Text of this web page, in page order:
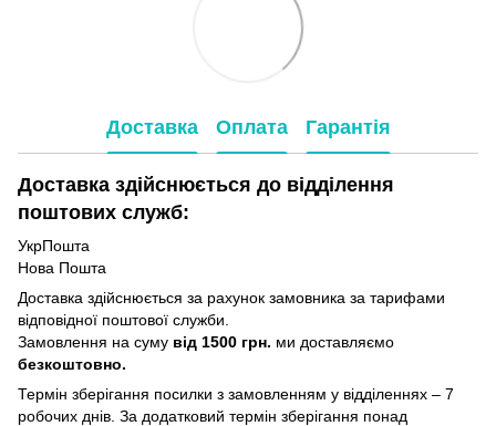
Доставка Оплата Гарантія
Доставка здійснюється до відділення
поштових служб:
УкрПошта
Нова Пошта
Доставка здійснюється за рахунок замовника за тарифами
відповідної поштової служби.
Замовлення на суму від 1500 грн. ми доставляємо
безкоштовно.
Термін зберігання посилки з замовленням у відділеннях – 7
робочих днів. За додатковий термін зберігання понад